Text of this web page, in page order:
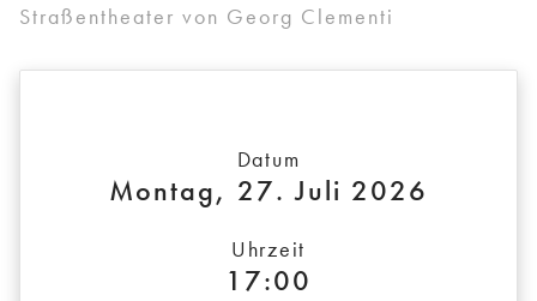
Straßentheater von Georg Clementi
Datum
Montag, 27. Juli 2026
Uhrzeit
17:00